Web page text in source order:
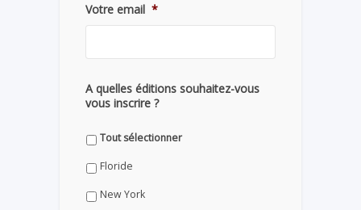
Votre email *
A quelles éditions souhaitez-vous
vous inscrire ?
Tout sélectionner
Floride
New York